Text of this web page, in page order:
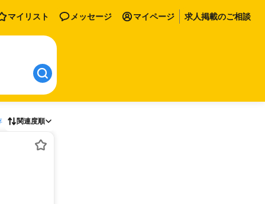
マイリスト メッセージ マイページ 求人掲載のご相談
関連度順